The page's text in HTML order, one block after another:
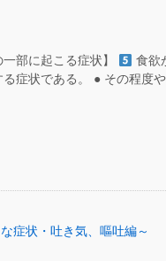
部に起こる症状】
食欲
症状である。 ● その程度
症状・吐き気、嘔吐編～